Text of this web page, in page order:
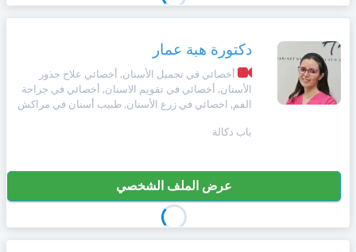
دكتورة هبة عمار
أخصائي في تجميل الأسنان, أخصائي علاج جذور
الأسنان, أخصائي في تقويم الاسنان, أخصائي في جراحة
الفم, اخصائي في زرع الأسنان, طبيب أسنان في مراكش
باب دكالة
عرض الملف الشخصي